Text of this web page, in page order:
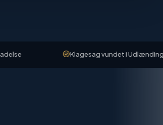
Klagesag vundet i Udlændingenævnet